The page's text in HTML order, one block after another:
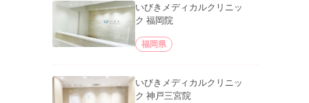
いびきメディカルクリニッ
ク 福岡院
福岡県
いびきメディカルクリニッ
ク 神戸三宮院